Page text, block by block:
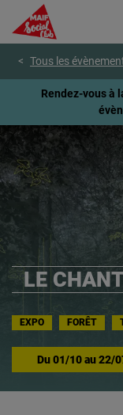
contenu
page
Tous les
Rendez-vous à
LE
EXPO FORÊT
Du01/10au22/